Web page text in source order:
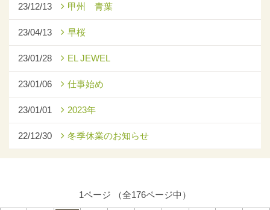
23/12/13 甲州 青葉
23/04/13 早桜
23/01/28 EL JEWEL
23/01/06 仕事始め
23/01/01 2023年
22/12/30 冬季休業のお知らせ
1ページ （全176ページ中）